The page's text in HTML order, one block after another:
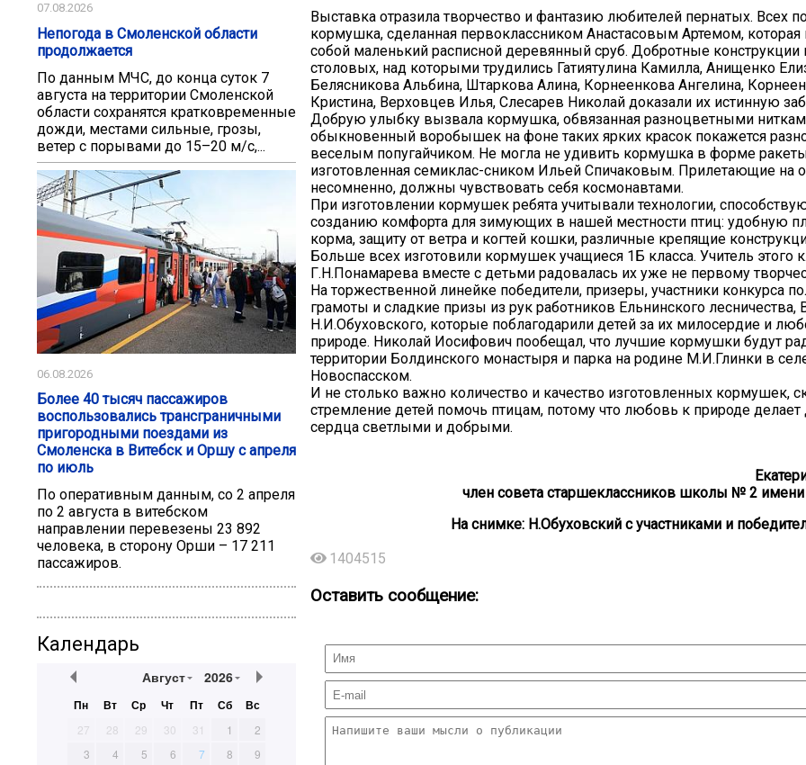
07.08.2026
Непогода в Смоленской области
продолжается
По данным МЧС, до конца суток 7
августа на территории Смоленской
области сохранятся кратковременные
дожди, местами сильные, грозы,
ветер с порывами до 15–20 м/с,...
06.08.2026
Более 40 тысяч пассажиров
воспользовались трансграничными
пригородными поездами из
Смоленска в Витебск и Оршу с апреля
по июль
По оперативным данным, со 2 апреля
по 2 августа в витебском
направлении перевезены 23 892
человека, в сторону Орши – 17 211
пассажиров.
Календарь
Август 2026
Пн Вт Ср Чт Пт Сб Вс
27 28 29 30 31 1
2
3
4 5 6 7 8
9
Выставка отразила творчество и фантазию любителей пернатых. Всех
кормушка, сделанная первоклассником Анастасовым Артемом, которая
собой маленький расписной деревянный сруб. Добротные конструкции
столовых, над которыми трудились Гатиятулина Камилла, Анищенко
Белясникова Альбина, Штаркова Алина, Корнеенкова Ангелина,
Кристина, Верховцев Илья, Слесарев Николай доказали их истинную
Добрую улыбку вызвала кормушка, обвязанная разноцветными
обыкновенный воробышек на фоне таких ярких красок покажется
веселым попугайчиком. Не могла не удивить кормушка в форме
изготовленная семиклас-сником Ильей Спичаковым. Прилетающие на
несомненно, должны чувствовать себя космонавтами.
При изготовлении кормушек ребята учитывали технологии,
созданию комфорта для зимующих в нашей местности птиц: удобную
корма, защиту от ветра и когтей кошки, различные крепящие
Больше всех изготовили кормушек учащиеся 1Б класса. Учитель этого
Г.Н.Понамарева вместе с детьми радовалась их уже не первому
На торжественной линейке победители, призеры, участники конкурса
грамоты и сладкие призы из рук работников Ельнинского лесничества,
Н.И.Обуховского, которые поблагодарили детей за их милосердие и
природе. Николай Иосифович пообещал, что лучшие кормушки будут
территории Болдинского монастыря и парка на родине М.И.Глинки в
Новоспасском.
И не столько важно количество и качество изготовленных кормушек,
стремление детей помочь птицам, потому что любовь к природе делает
сердца светлыми и добрыми.
член совета старшеклассников школы № 2 имени
На снимке: Н.Обуховский с участниками и
1404515
Оставить сообщение: